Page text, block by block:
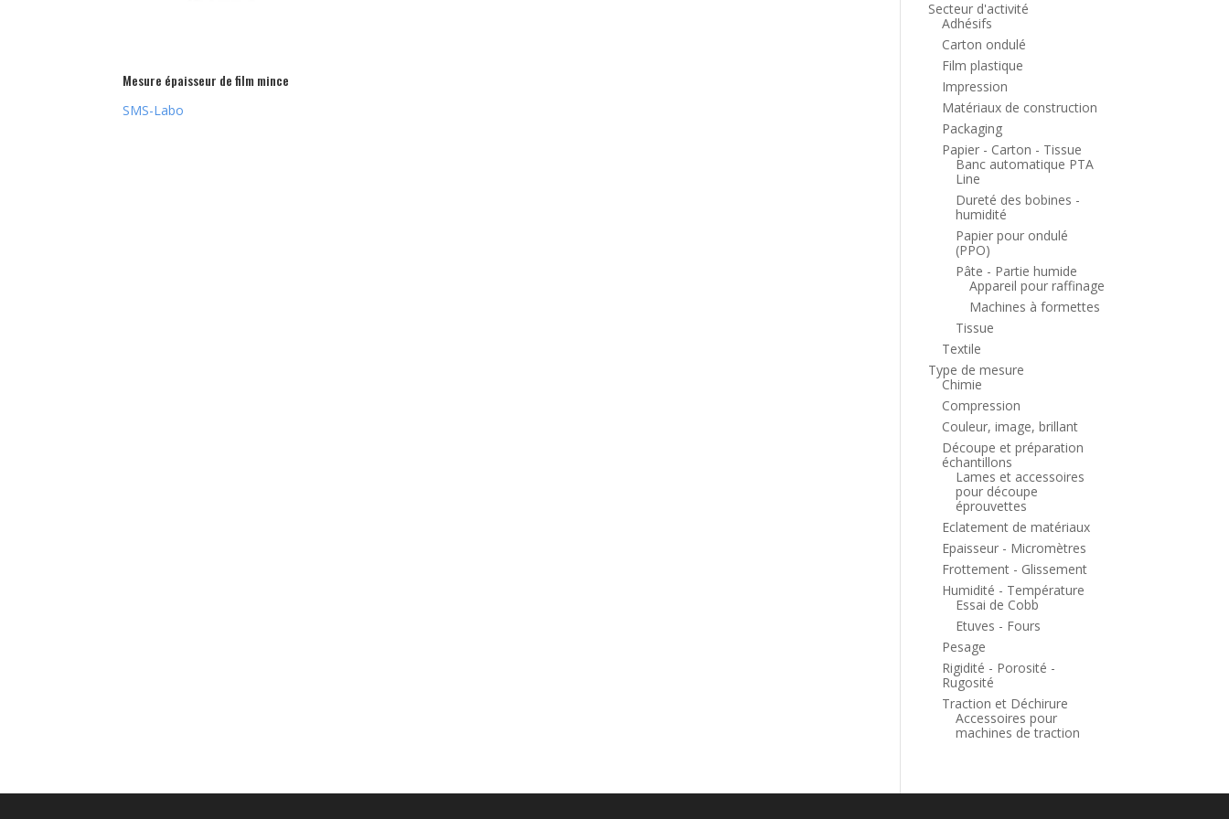
Mesure épaisseur de film mince
SMS-Labo
Secteur d'activité
Adhésifs
Carton ondulé
Film plastique
Impression
Matériaux de construction
Packaging
Papier - Carton - Tissue
Banc automatique PTA
Line
Dureté des bobines -
humidité
Papier pour ondulé
(PPO)
Pâte - Partie humide
Appareil pour raffinage
Machines à formettes
Tissue
Textile
Type de mesure
Chimie
Compression
Couleur, image, brillant
Découpe et préparation
échantillons
Lames et accessoires
pour découpe
éprouvettes
Eclatement de matériaux
Epaisseur - Micromètres
Frottement - Glissement
Humidité - Température
Essai de Cobb
Etuves - Fours
Pesage
Rigidité - Porosité -
Rugosité
Traction et Déchirure
Accessoires pour
machines de traction